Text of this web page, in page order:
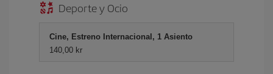
Deporte y Ocio
Cine, Estreno Internacional, 1 Asiento
140,00 kr